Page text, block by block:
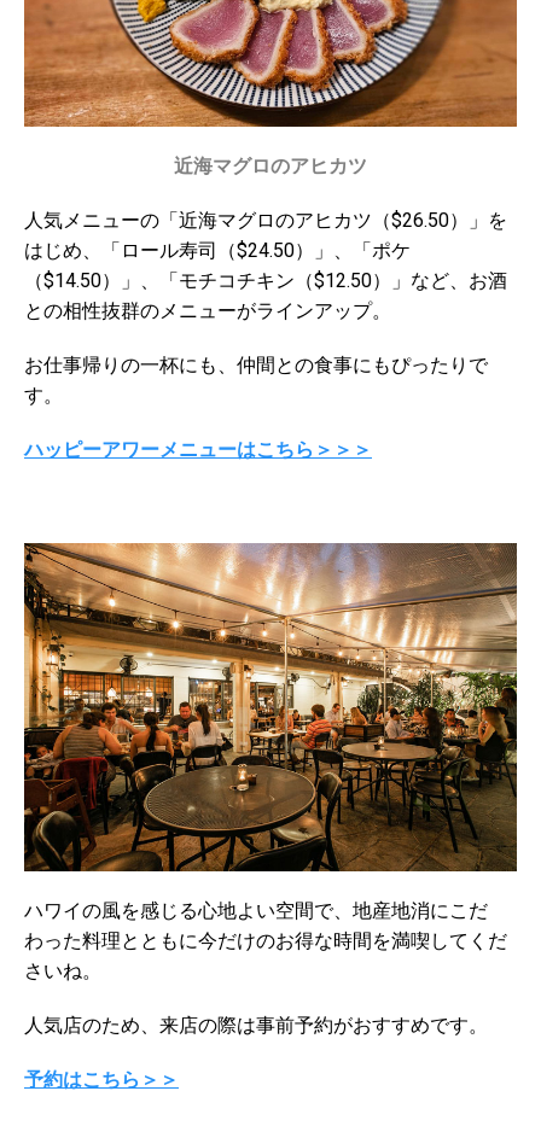
近海マグロのアヒカツ
人気メニューの「近海マグロのアヒカツ（$26.50）」を
はじめ、「ロール寿司（$24.50）」、「ポケ
（$14.50）」、「モチコチキン（$12.50）」など、お酒
との相性抜群のメニューがラインアップ。
お仕事帰りの一杯にも、仲間との食事にもぴったりで
す。
ハッピーアワーメニューはこちら＞＞＞
ハワイの風を感じる心地よい空間で、地産地消にこだ
わった料理とともに今だけのお得な時間を満喫してくだ
さいね。
人気店のため、来店の際は事前予約がおすすめです。
予約はこちら＞＞